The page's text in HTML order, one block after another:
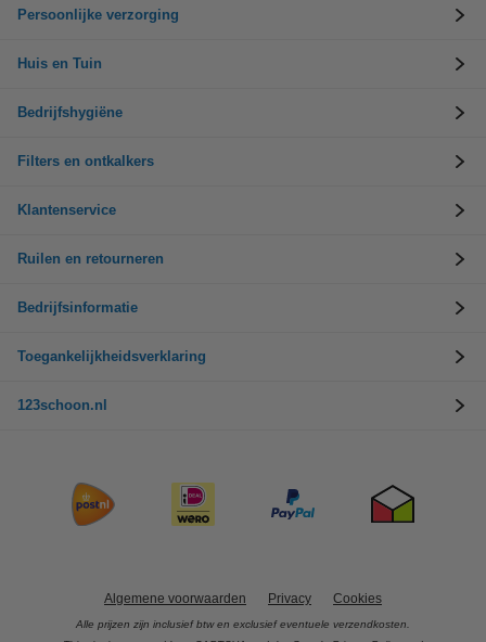
Persoonlijke verzorging
Huis en Tuin
Bedrijfshygiëne
Filters en ontkalkers
Klantenservice
Ruilen en retourneren
Bedrijfsinformatie
Toegankelijkheidsverklaring
123schoon.nl
Algemene voorwaarden Privacy Cookies
Alle prijzen zijn inclusief btw en exclusief eventuele verzendkosten.